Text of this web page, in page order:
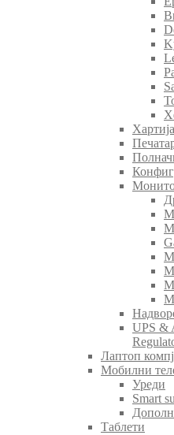
UPS &
Лаптоп
Мобилни
Уреди
Smart
Таблети